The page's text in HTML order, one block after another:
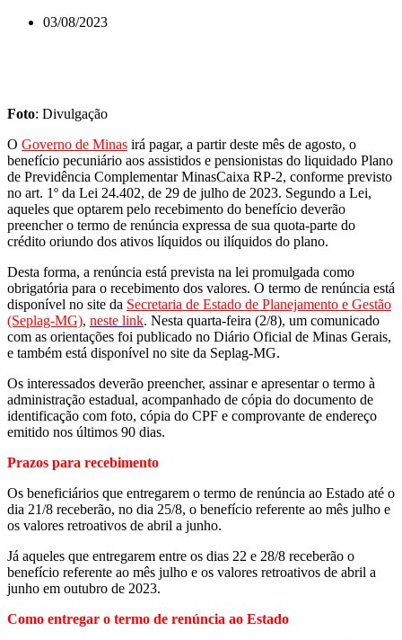
03/08/2023
Foto: Divulgação
O Governo de Minas irá pagar, a partir deste mês de agosto, o
benefício pecuniário aos assistidos e pensionistas do liquidado Plano
de Previdência Complementar MinasCaixa RP-2, conforme previsto
no art. 1º da Lei 24.402, de 29 de julho de 2023. Segundo a Lei,
aqueles que optarem pelo recebimento do benefício deverão
preencher o termo de renúncia expressa de sua quota-parte do
crédito oriundo dos ativos líquidos ou ilíquidos do plano.
Desta forma, a renúncia está prevista na lei promulgada como
obrigatória para o recebimento dos valores. O termo de renúncia está
disponível no site da Secretaria de Estado de Planejamento e Gestão
(Seplag-MG), neste link. Nesta quarta-feira (2/8), um comunicado
com as orientações foi publicado no Diário Oficial de Minas Gerais,
e também está disponível no site da Seplag-MG.
Os interessados deverão preencher, assinar e apresentar o termo à
administração estadual, acompanhado de cópia do documento de
identificação com foto, cópia do CPF e comprovante de endereço
emitido nos últimos 90 dias.
Prazos para recebimento
Os beneficiários que entregarem o termo de renúncia ao Estado até o
dia 21/8 receberão, no dia 25/8, o benefício referente ao mês julho e
os valores retroativos de abril a junho.
Já aqueles que entregarem entre os dias 22 e 28/8 receberão o
benefício referente ao mês julho e os valores retroativos de abril a
junho em outubro de 2023.
Como entregar o termo de renúncia ao Estado